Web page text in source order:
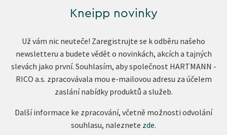
Kneipp novinky
Už vám nic neuteče! Zaregistrujte se k odběru našeho
newsletteru a budete vědět o novinkách, akcích a tajných
slevách jako první. Souhlasím, aby společnost HARTMANN -
RICO a.s. zpracovávala mou e-mailovou adresu za účelem
zaslání nabídky produktů a služeb.
Další informace ke zpracování, včetně možnosti odvolání
souhlasu, naleznete zde.